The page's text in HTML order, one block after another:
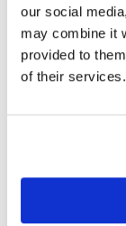
our social
may combine it
provided to
of their services.
Disneya
i